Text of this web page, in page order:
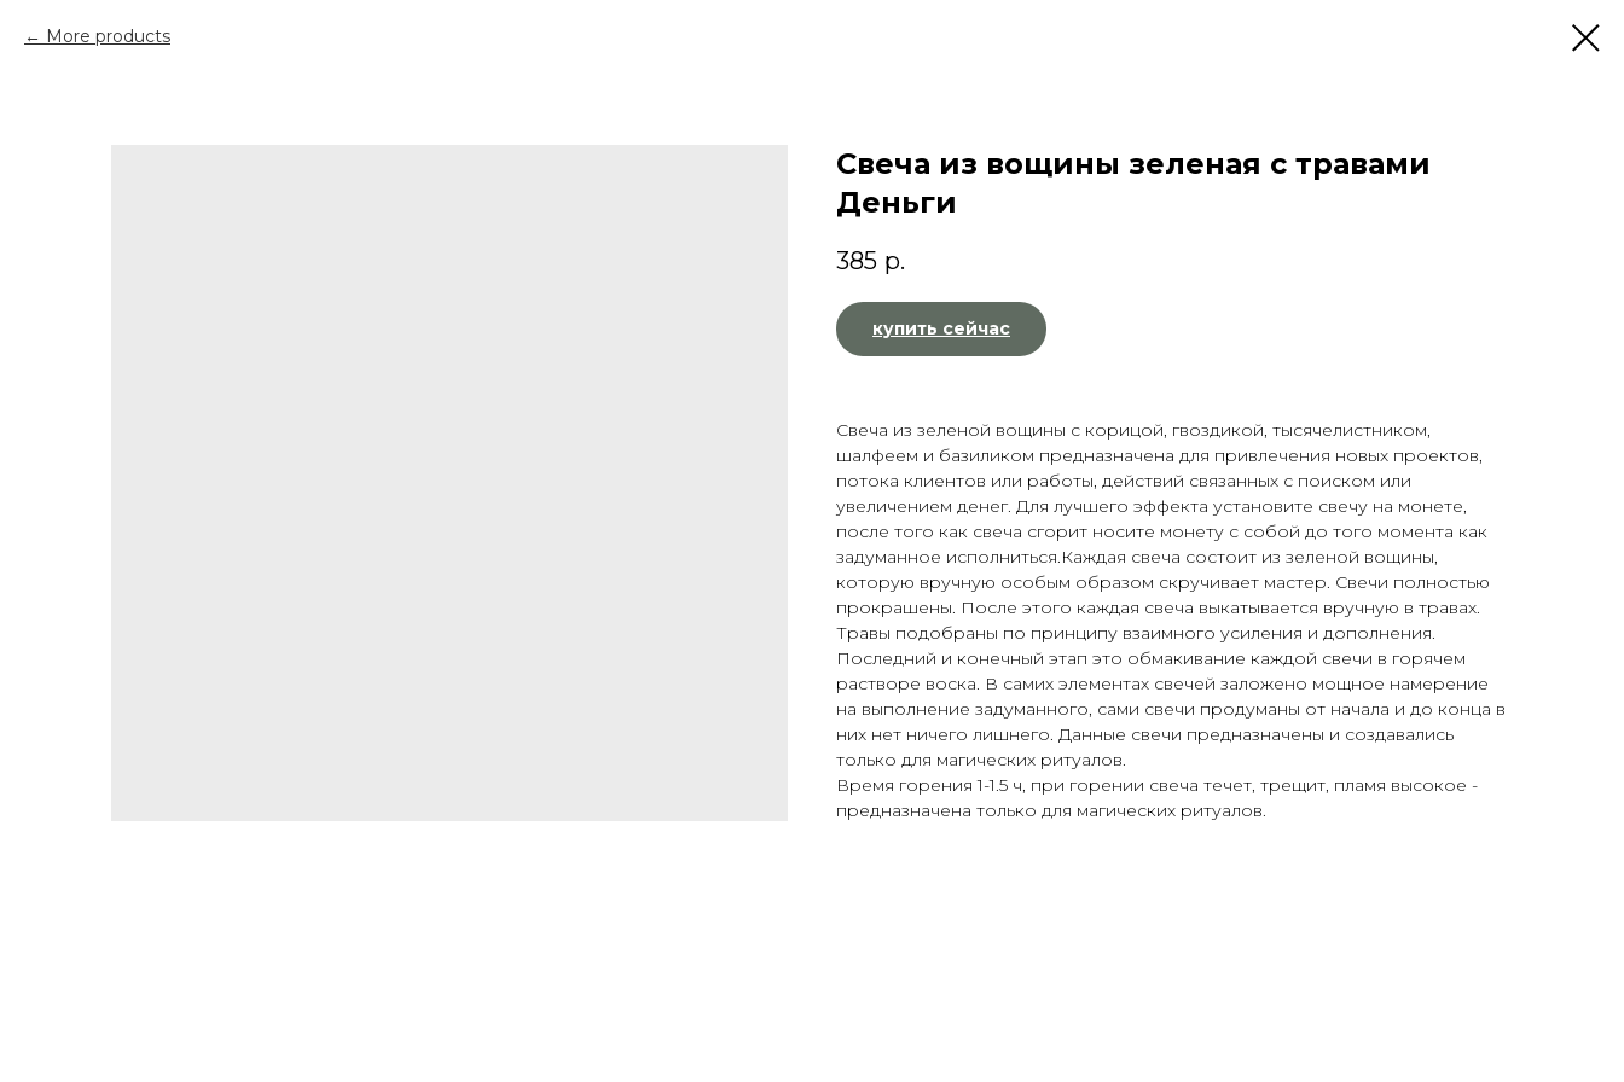
More products
Свеча из вощины зеленая с травами
Деньги
385 р.
купить сейчас
Свеча из зеленой вощины с корицой, гвоздикой, тысячелистником,
шалфеем и базиликом предназначена для привлечения новых проектов,
потока клиентов или работы, действий связанных с поиском или
увеличением денег. Для лучшего эффекта установите свечу на монете,
после того как свеча сгорит носите монету с собой до того момента как
задуманное исполниться.Каждая свеча состоит из зеленой вощины,
которую вручную особым образом скручивает мастер. Свечи полностью
прокрашены. После этого каждая свеча выкатывается вручную в травах.
Травы подобраны по принципу взаимного усиления и дополнения.
Последний и конечный этап это обмакивание каждой свечи в горячем
растворе воска. В самих элементах свечей заложено мощное намерение
на выполнение задуманного, сами свечи продуманы от начала и до конца в
них нет ничего лишнего. Данные свечи предназначены и создавались
только для магических ритуалов.
Время горения 1-1.5 ч, при горении свеча течет, трещит, пламя высокое -
предназначена только для магических ритуалов.